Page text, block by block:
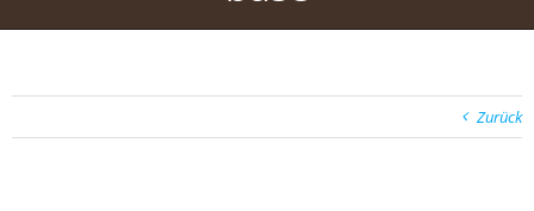
Zurück